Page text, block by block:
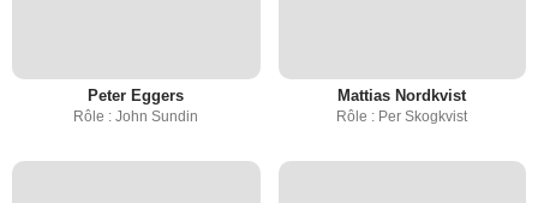
Peter Eggers
Rôle : John Sundin
Mattias Nordkvist
Rôle : Per Skogkvist